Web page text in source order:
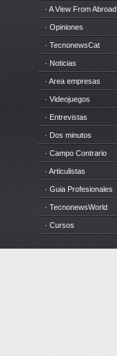
· A View From Abroad
· Opiniones
· TecnonewsCat
· Noticias
· Area empresas
· Videojuegos
· Entrevistas
· Dos minutos
· Campo Contrario
· Articulistas
· Guia Profesionales
· TecnonewsWorld
· Cursos